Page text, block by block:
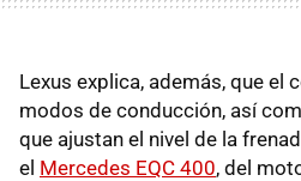
Lexus explica, además, que el
modos de conducción, así
que ajustan el nivel de la
el Mercedes EQC 400, del